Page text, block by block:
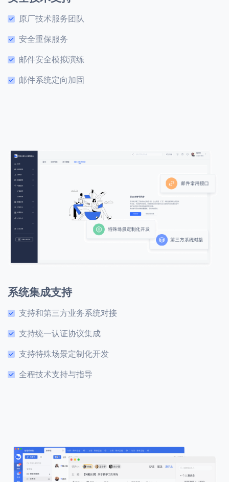
原厂技术服务团队
安全重保服务
邮件安全模拟演练
邮件系统定向加固
系统集成支持
支持和第三方业务系统对接
支持统一认证协议集成
支持特殊场景定制化开发
全程技术支持与指导